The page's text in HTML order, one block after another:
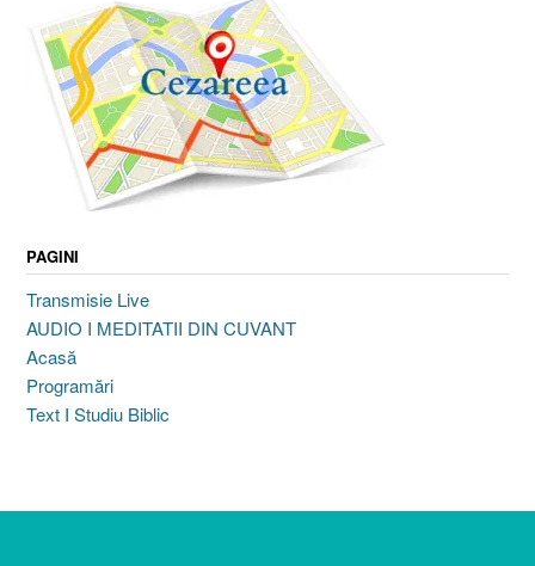
PAGINI
Transmisie Live
AUDIO I MEDITATII DIN CUVANT
Acasă
Programări
Text I Studiu Biblic